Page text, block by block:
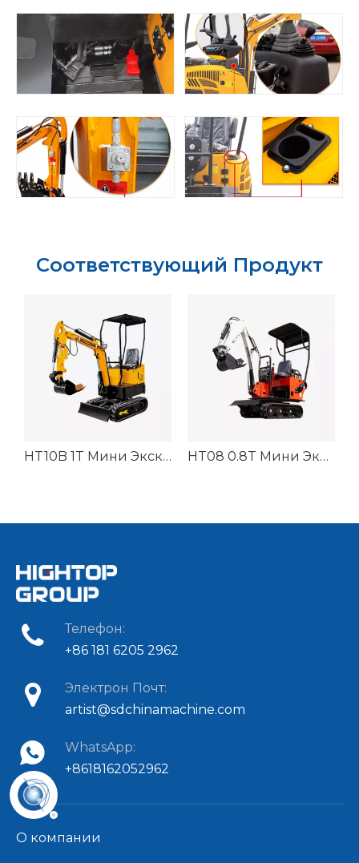
Соответствующий Продукт
HT10B 1T Мини Экскаватор HT08 0.8T Мини Экскаватор
Телефон:
+86 181 6205 2962
Электрон Почт:
artist@sdchinamachine.com
WhatsApp:
+8618162052962
О компании​​​​​​​